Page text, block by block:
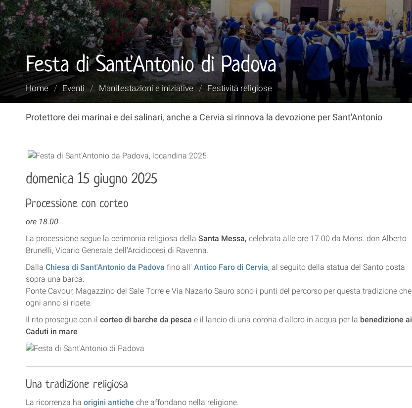
Festa di Sant'Antonio di Padova
Tu
Home / Eventi / Manifestazioni e iniziative / Festività religiose
Protettore dei marinai e dei salinari, anche a Cervia si rinnova la devozione per Sant'Antonio
domenica 15 giugno 2025
Processione con corteo
ore 18.00
La processione segue la cerimonia religiosa della Santa Messa, celebrata alle ore 17.00 da Mons. don Alberto
Brunelli, Vicario Generale dell'Arcidiocesi di Ravenna.
Dalla Chiesa di Sant'Antonio da Padova fino all' Antico Faro di Cervia, al seguito della statua del Santo posta
sopra una barca.
Ponte Cavour, Magazzino del Sale Torre e Via Nazario Sauro sono i punti del percorso per questa tradizione che
ogni anno si ripete.
Il rito prosegue con il corteo di barche da pesca e il lancio di una corona d'alloro in acqua per la benedizione ai
Caduti in mare
Una tradizione religiosa
La ricorrenza ha origini antiche che affondano nella religione.